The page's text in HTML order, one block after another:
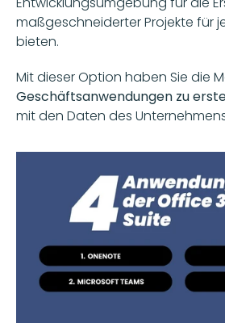
maßgeschneiderter Projekte für
bieten.
Geschäftsanwendungen zu
mit den Daten des